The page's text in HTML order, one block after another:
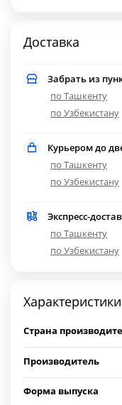
Доставка
Забрать из
по Ташкенту
по Узбекистану
Курьером до
по Ташкенту
по Узбекистану
Экспресс-
по Ташкенту
по Узбекистану
Характеристики
Страна
Производитель
Форма выпуска